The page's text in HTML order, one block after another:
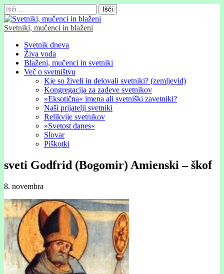
Išči:
Svetniki, mučenci in blaženi
Glavni
meni
Skip
content
Svetnik dneva
Živa voda
Blaženi, mučenci in svetniki
Več o svetništvu
Kje so živeli in delovali svetniki? (zemljevid)
Kongregacija za zadeve svetnikov
»Eksotična« imena ali svetniški zavetniki?
Naši prijatelji svetniki
Relikvije svetnikov
»Svetost danes«
Slovar
Piškotki
sveti Godfrid (Bogomir) Amienski – škof
8. novembra